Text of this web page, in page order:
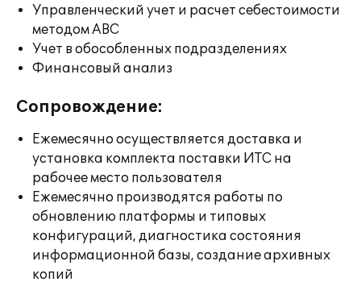
Управленческий учет и расчет себестоимости
методом ABC
Учет в обособленных подразделениях
Финансовый анализ
Сопровождение:
Ежемесячно осуществляется доставка и
установка комплекта поставки ИТС на
рабочее место пользователя
Ежемесячно производятся работы по
обновлению платформы и типовых
конфигураций, диагностика состояния
информационной базы, создание архивных
копий